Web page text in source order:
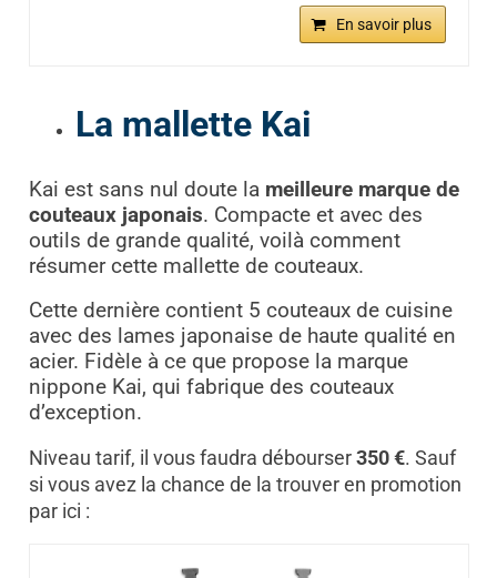
En savoir plus
La mallette Kai
Kai est sans nul doute la meilleure marque de
couteaux japonais. Compacte et avec des
outils de grande qualité, voilà comment
résumer cette mallette de couteaux.
Cette dernière contient 5 couteaux de cuisine
avec des lames japonaise de haute qualité en
acier. Fidèle à ce que propose la marque
nippone Kai, qui fabrique des couteaux
d’exception.
Niveau tarif, il vous faudra débourser350 €. Sauf
si vous avez la chance de la trouver en promotion
par ici :